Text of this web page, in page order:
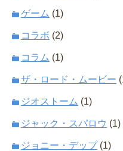
ゲーム (1)
コラボ (2)
コラム (1)
ザ・ロード・ムービー
ジオストーム (1)
ジャック・スパロウ (1)
ジョニー・デップ(1)